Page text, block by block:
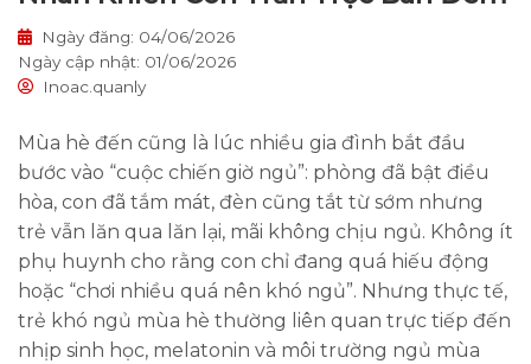
Ngày đăng: 04/06/2026
Ngày cập nhật: 01/06/2026
Inoac.quanly
Mùa hè đến cũng là lúc nhiều gia đình bắt đầu
bước vào “cuộc chiến giờ ngủ”: phòng đã bật điều
hòa, con đã tắm mát, đèn cũng tắt từ sớm nhưng
trẻ vẫn lăn qua lăn lại, mãi không chịu ngủ. Không ít
phụ huynh cho rằng con chỉ đang quá hiếu động
hoặc “chơi nhiều quá nên khó ngủ”. Nhưng thực tế,
trẻ khó ngủ mùa hè thường liên quan trực tiếp đến
nhịp sinh học, melatonin và môi trường ngủ mùa